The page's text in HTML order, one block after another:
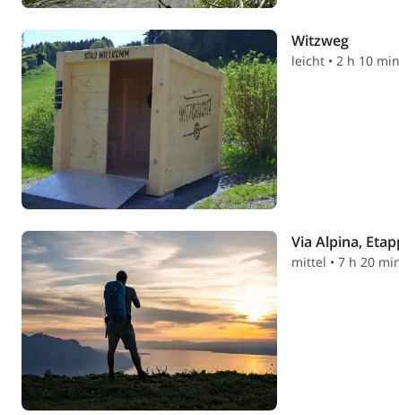
Witzweg
leicht • 2 h 10
Via Alpina,
mittel • 7 h 20